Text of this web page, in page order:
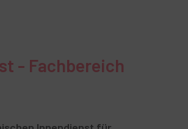
- Fachbereich